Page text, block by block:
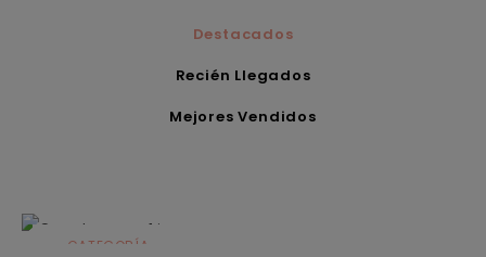
Destacados
Recién Llegados
Mejores Vendidos
CATEGORÍA